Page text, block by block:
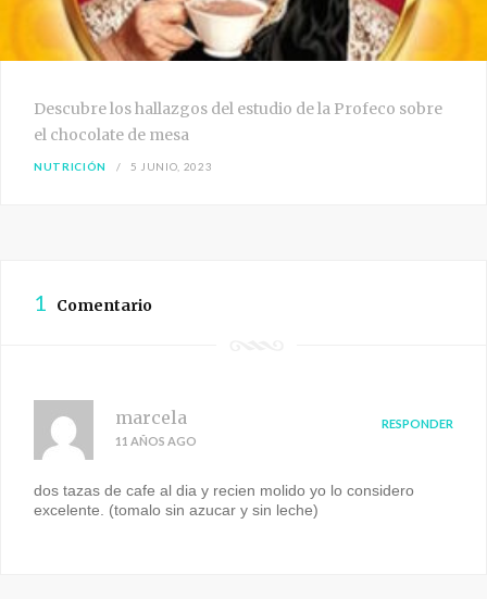
Descubre los hallazgos del estudio de la Profeco sobre
el chocolate de mesa
NUTRICIÓN 5 JUNIO, 2023
1 Comentario
marcela
11 AÑOS AGO
RESPONDER
dos tazas de cafe al dia y recien molido yo lo considero
excelente. (tomalo sin azucar y sin leche)